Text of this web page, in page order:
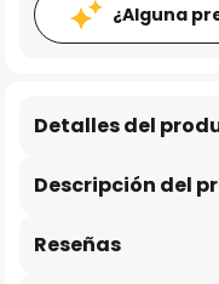
¿Alguna
Descripción del
Detalles del
Reseñas